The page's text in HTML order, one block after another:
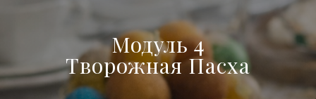
Модуль 4
Творожная Пасха